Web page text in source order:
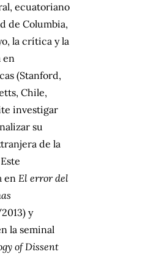
ecuatoriano
de Columbia,
la crítica y la
en
(Stanford,
Chile,
investigar
su
de la
en El error del
y
la seminal
of Dissent